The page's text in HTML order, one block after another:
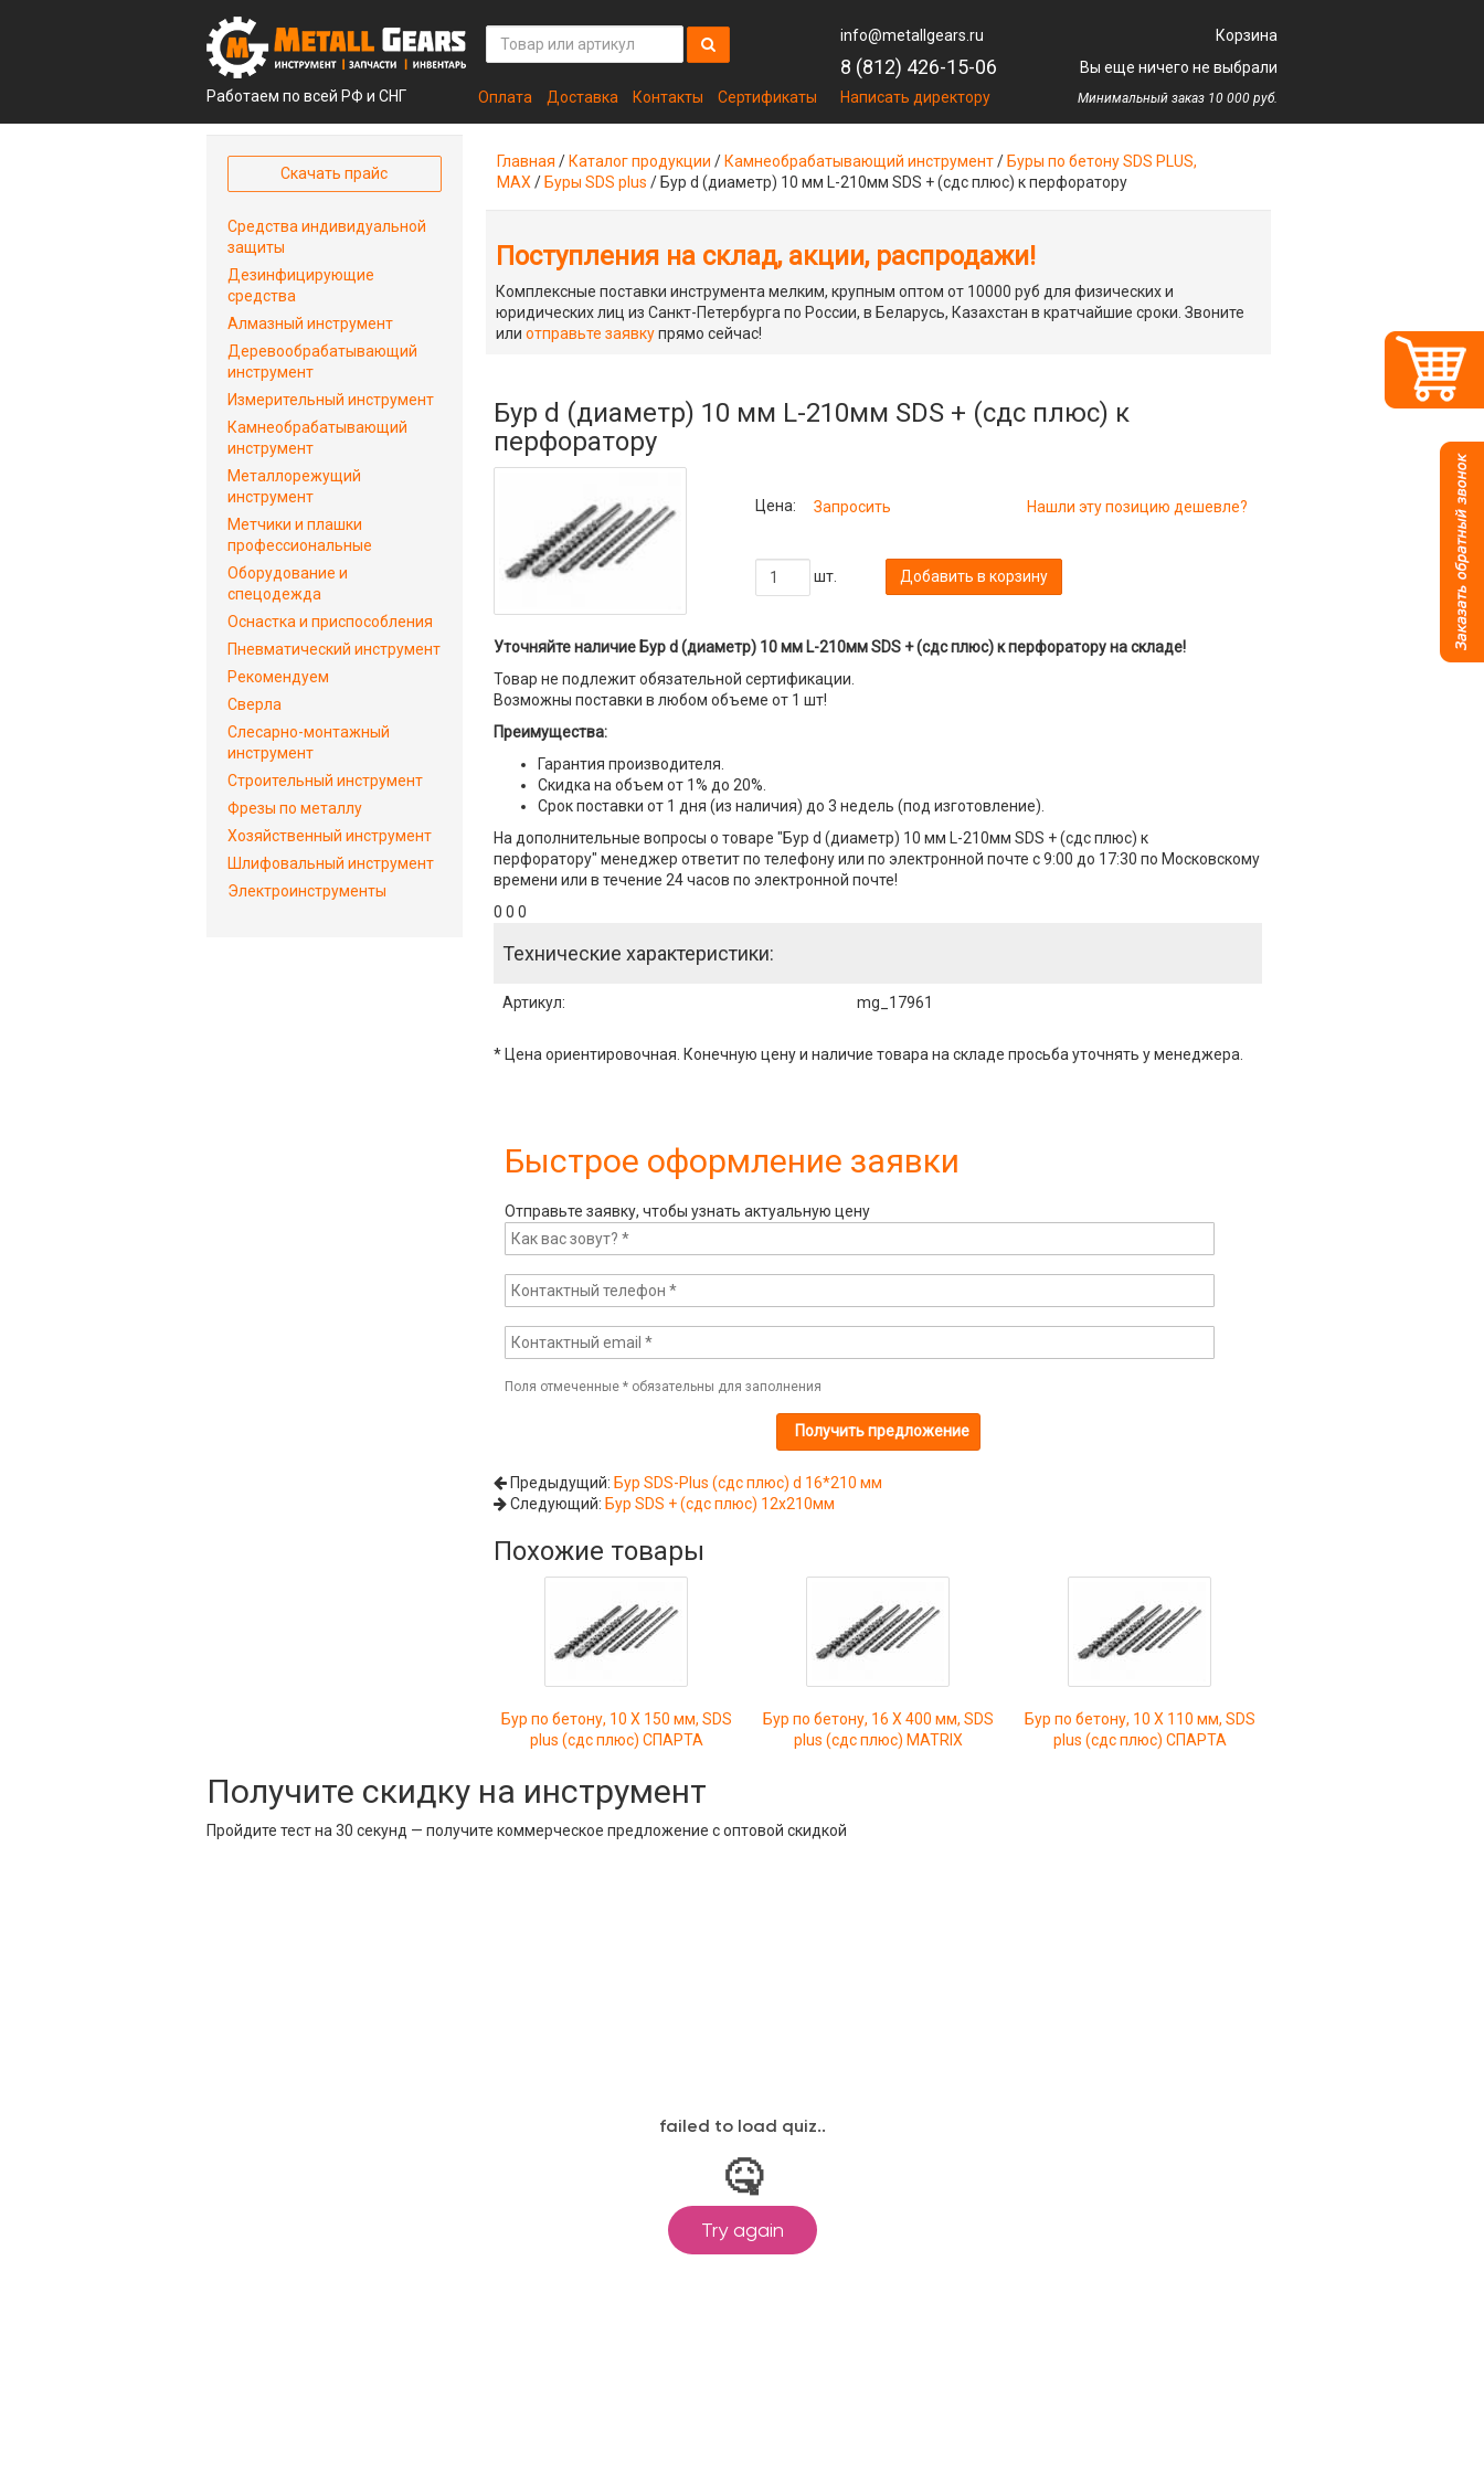
Работаем по всей РФ и СНГ Оплата Доставка Контакты Сертификаты
info@metallgears.ru
8 (812) 426-15-06
Написать директору
Корзина
Вы еще ничего не выбрали
Минимальный заказ 10 000 руб.
Главная / Каталог продукции / Камнеобрабатывающий инструмент/ Буры по бетону SDS PLUS,
MAX / Буры SDS plus / Бур d (диаметр) 10 мм L-210мм SDS + (сдс плюс) к перфоратору
Поступления на склад, акции, распродажи!
Комплексные поставки инструмента мелким, крупным оптом от 10000 руб для физических и
юридических лиц из Санкт-Петербурга по России, в Беларусь, Казахстан в кратчайшие сроки. Звоните
или отправьте заявкупрямо сейчас!
Бур d (диаметр) 10 мм L-210мм SDS + (сдс плюс) к
перфоратору
Цена: Запросить Нашли эту позицию дешевле?
шт. Добавить в корзину
Уточняйте наличие Бур d (диаметр) 10 мм L-210мм SDS + (сдс плюс) к перфоратору на складе!
Товар не подлежит обязательной сертификации.
Возможны поставки в любом объеме от 1 шт!
Преимущества:
Гарантия производителя.
Скидка на объем от 1% до 20%.
Срок поставки от 1 дня (из наличия) до 3 недель (под изготовление).
На дополнительные вопросы о товаре "Бур d (диаметр) 10 мм L-210мм SDS + (сдс плюс) к
перфоратору" менеджер ответит по телефону или по электронной почте с 9:00 до 17:30 по Московскому
времени или в течение 24 часов по электронной почте!
0 0 0
Технические характеристики:
Артикул: mg_17961
* Цена ориентировочная. Конечную цену и наличие товара на складе просьба уточнять у менеджера.
Быстрое оформление заявки
Отправьте заявку, чтобы узнать актуальную цену
Поля отмеченные *обязательны для заполнения
Предыдущий: Бур SDS-Plus (сдс плюс) d 16*210 мм
Следующий: Бур SDS + (сдс плюс) 12х210мм
Похожие товары
Бур по бетону, 10 X 150 мм, SDS
plus (сдс плюс) СПАРТА
Бур по бетону, 16 Х 400 мм, SDS
plus (сдс плюс) MATRIX
Бур по бетону, 10 X 110 мм, SDS
plus (сдс плюс) СПАРТА
Скачать прайс
Средства индивидуальной
защиты
Дезинфицирующие
средства
Алмазный инструмент
Деревообрабатывающий
инструмент
Измерительный инструмент
Камнеобрабатывающий
инструмент
Металлорежущий
инструмент
Метчики и плашки
профессиональные
Оборудование и
спецодежда
Оснастка и приспособления
Пневматический инструмент
Рекомендуем
Сверла
Слесарно-монтажный
инструмент
Строительный инструмент
Фрезы по металлу
Хозяйственный инструмент
Шлифовальный инструмент
Электроинструменты
Получите скидку на инструмент
Пройдите тест на 30 секунд — получите коммерческое предложение с оптовой скидкой